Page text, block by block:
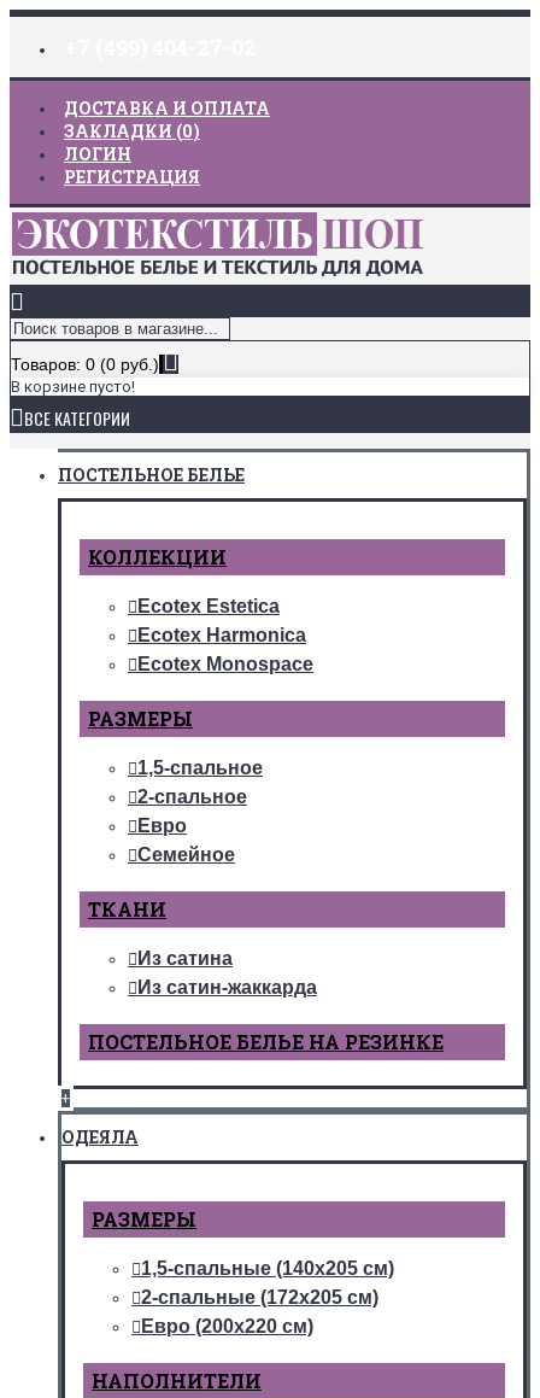
ДОСТАВКА И ОПЛАТА
ЗАКЛАДКИ (0)
ЛОГИН
РЕГИСТРАЦИЯ
Товаров: 0 (0 руб.)
В корзине пусто!
ВСЕ КАТЕГОРИИ
ПОСТЕЛЬНОЕ БЕЛЬЕ
КОЛЛЕКЦИИ
Ecotex Estetica
Ecotex Harmonica
Ecotex Monospace
РАЗМЕРЫ
1,5-спальное
2-спальное
Евро
Семейное
ТКАНИ
Из сатина
Из сатин-жаккарда
ПОСТЕЛЬНОЕ БЕЛЬЕ НА РЕЗИНКЕ
+
ОДЕЯЛА
РАЗМЕРЫ
1,5-спальные (140х205 см)
2-спальные (172х205 см)
Евро (200х220 см)
НАПОЛНИТЕЛИ